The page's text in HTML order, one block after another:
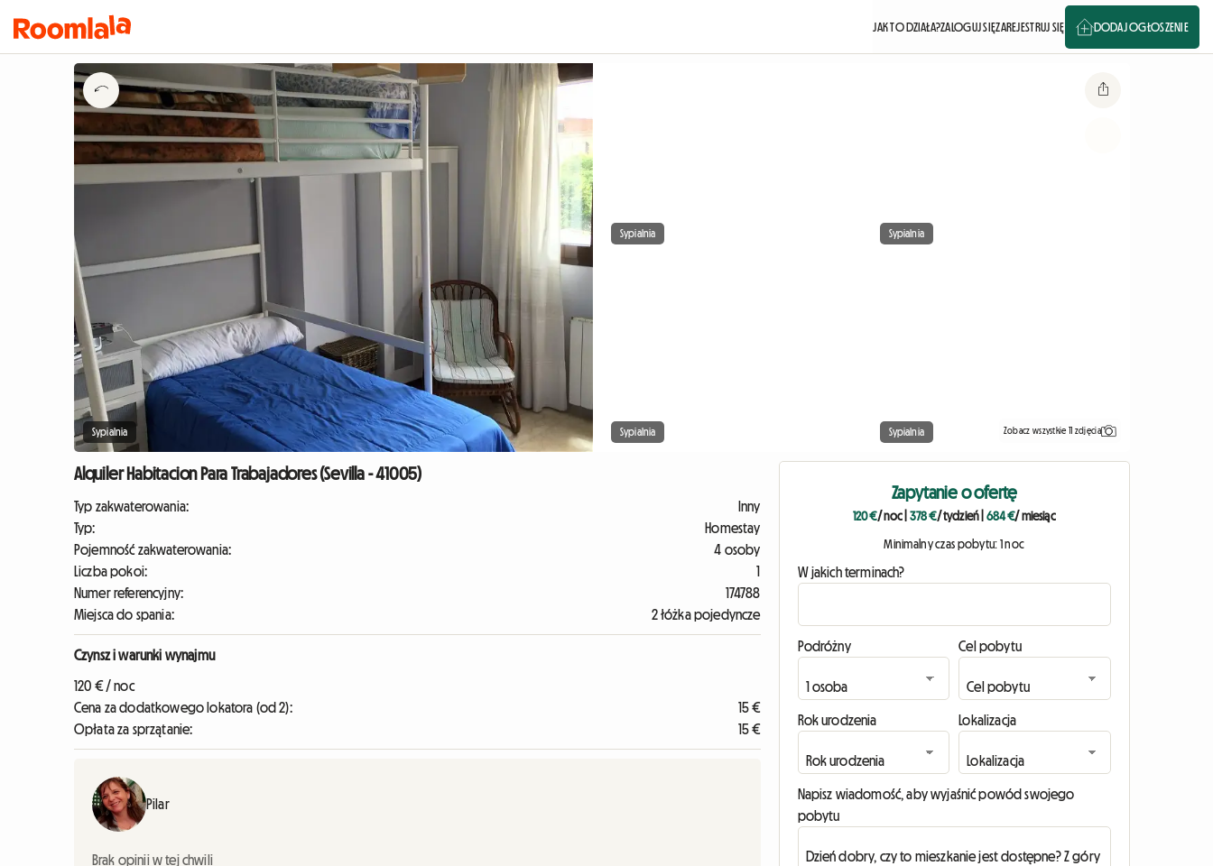
JAK TO DZIAŁA?ZALOGUJ SIĘZAREJESTRUJ SIĘ DODAJ OGŁOSZENIE
Sypialnia
Sypialnia Sypialnia
Sypialnia Sypialnia Zobacz wszystkie 11 zdjęcia
Alquiler Habitacion Para Trabajadores (Sevilla - 41005)
Typ zakwaterowania:
Inny
Typ:
Homestay
Pojemność zakwaterowania:
4 osoby
Liczba pokoi:
1
Numer referencyjny:
174788
Miejsca do spania:
2 łóżka pojedyncze
Czynsz i warunki wynajmu
120 € / noc
Cena za dodatkowego lokatora (od 2):
15 €
Opłata za sprzątanie:
15 €
Pilar
Brak opinii w tej chwili
Zapytanie o ofertę
120 €/ noc 378 €/ tydzień 684 €/ miesiąc
Minimalny czas pobytu: 1 noc
W jakich terminach?
Podróżny Cel pobytu
Rok urodzenia Lokalizacja
Napisz wiadomość, aby wyjaśnić powód swojego
pobytu